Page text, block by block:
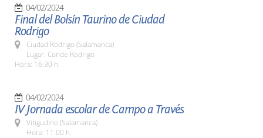
04/02/2024
Final del Bolsín Taurino de Ciudad
Rodrigo
Ciudad Rodrigo (Salamanca)
Lugar: Conde Rodrigo
Hora: 16:30 h.
04/02/2024
IV Jornada escolar de Campo a Través
Vitigudino (Salamanca)
Hora: 11:00 h.